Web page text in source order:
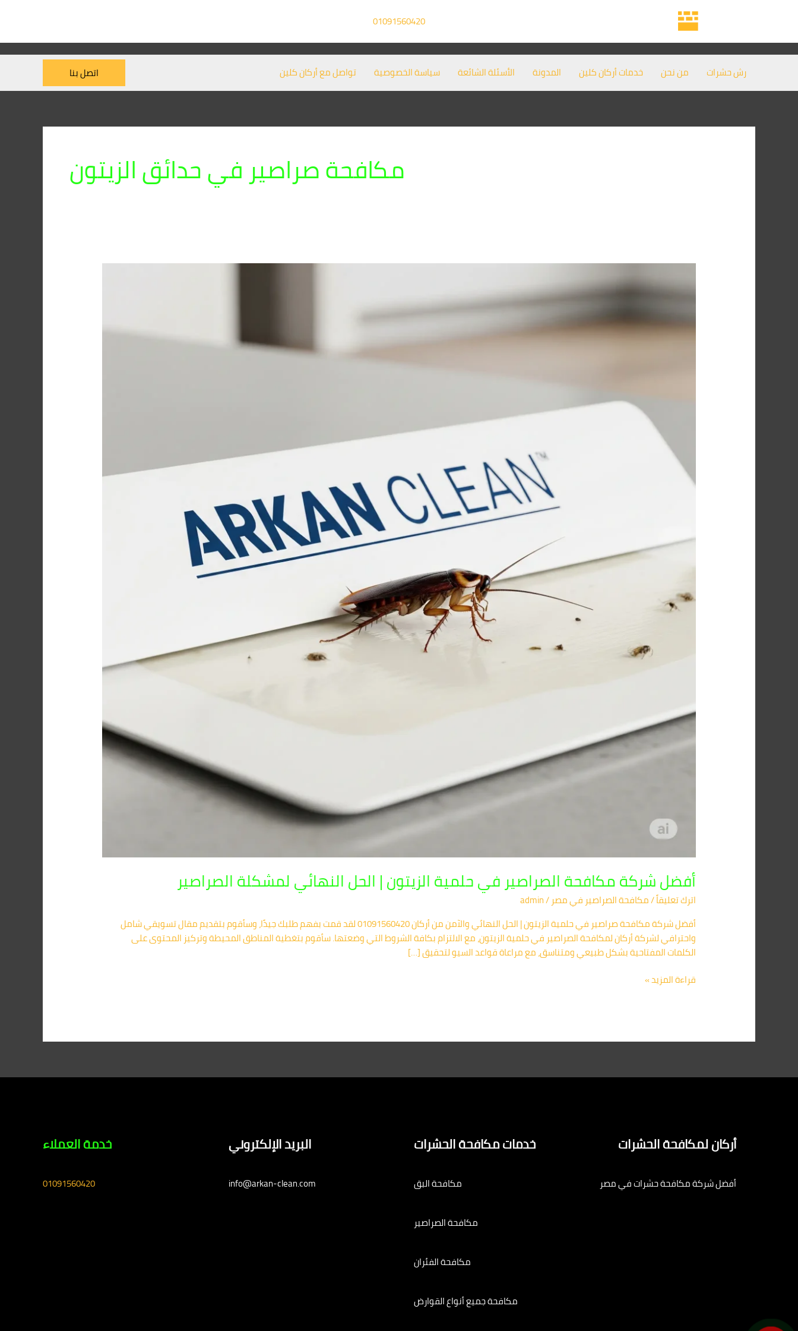
01091560420
رش حشرات من نحن خدمات أركان كلين المدونة الأسئلة الشائعة سياسة الخصوصية تواصل مع أركان كلين اتصل بنا
مكافحة صراصير في حدائق الزيتون
أفضل شركة مكافحة الصراصير في حلمية الزيتون | الحل النهائي لمشكلة الصراصير
اترك تعليقاً/مكافحة الصراصير​ في مصر /
admin
أفضل شركة مكافحة صراصير في حلمية الزيتون | الحل النهائي والآمن من أركان 01091560420 لقد قمت بفهم طلبك جيدًا، وسأقوم بتقديم مقال تسويقي شامل
واحترافي لشركة أركان لمكافحة الصراصير في حلمية الزيتون، مع الالتزام بكافة الشروط التي وضعتها. سأقوم بتغطية المناطق المحيطة وتركيز المحتوى على
الكلمات المفتاحية بشكل طبيعي ومتناسق، مع مراعاة قواعد السيو لتحقيق […]
شركة
في
حلمية
قراءة المزيد »
أركان لمكافحة الحشرات
أفضل شركة مكافحة حشرات في مصر
خدمات مكافحة الحشرات
مكافحة البق
مكافحة الصراصير
مكافحة الفئران
مكافحة جميع أنواع القوارض
البريد الإلكتروني
info@arkan-clean.com
خدمة العملاء
01091560420